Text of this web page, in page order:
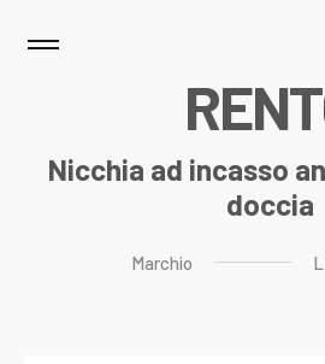
RENT
Nicchia ad incasso
doccia
Marchio